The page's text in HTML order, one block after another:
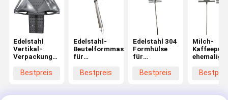
Edelstahl
Vertikal-
Verpackungsbeutel
50mm-
Bestpreis
Edelstahl-
Beutelformmaschine
für
Bestpreis
Edelstahl 304
Formhülse
für
Bestpreis
Milch-